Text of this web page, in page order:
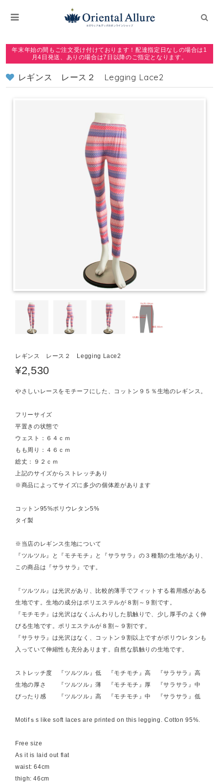
年末年始の間もご注文受け付けております！配達指定日なしの場合は1
月4日発送、ありの場合は7日以降のご指定となります。
レギンス レース２ Legging Lace2
レギンス レース２ Legging Lace2
¥2,530
やさしいレースをモチーフにした、コットン９５％生地のレギンス。
フリーサイズ
平置きの状態で
ウェスト：６４ｃｍ
もも周り：４６ｃｍ
総丈：９２ｃｍ
上記のサイズからストレッチあり
※商品によってサイズに多少の個体差があります
コットン95%ポリウレタン5%
タイ製
※当店のレギンス生地について
『ツルツル』と『モチモチ』と『サラサラ』の３種類の生地があり、
この商品は『サラサラ』です。
『ツルツル』は光沢があり、比較的薄手でフィットする着用感がある
生地です。生地の成分はポリエステルが８割～９割です。
『モチモチ』は光沢はなくふんわりした肌触りで、少し厚手のよく伸
びる生地です。ポリエステルが８割～９割です。
『サラサラ』は光沢はなく、コットン９割以上ですがポリウレタンも
入っていて伸縮性も充分あります。自然な肌触りの生地です。
ストレッチ度 『ツルツル』低 『モチモチ』高 『サラサラ』高
生地の厚さ 『ツルツル』薄 『モチモチ』厚 『サラサラ』中
ぴったり感 『ツルツル』高 『モチモチ』中 『サラサラ』低
Motifｓs like soft laces are printed on this legging. Cotton 95%.
Free size
As it is laid out flat
waist: 64cm
thigh: 46cm